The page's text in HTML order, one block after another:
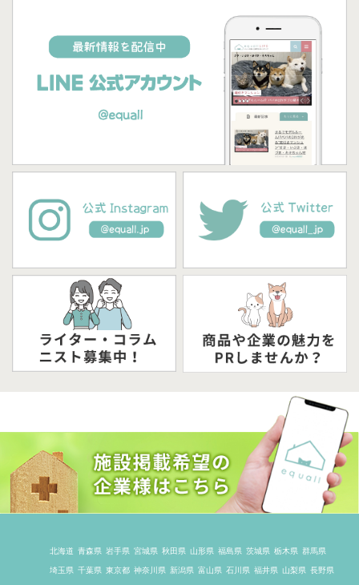
北海道 青森県 岩手県 宮城県 秋田県 山形県 福島県 茨城県 栃木県 群馬県
埼玉県 千葉県 東京都 神奈川県 新潟県 富山県 石川県 福井県 山梨県 長野県